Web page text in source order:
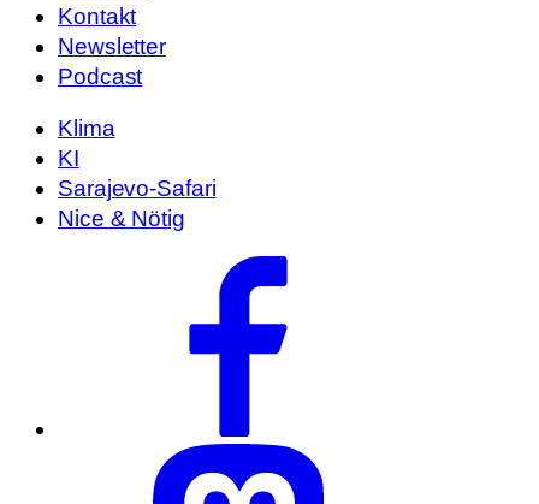
Kontakt
Newsletter
Podcast
Klima
KI
Sarajevo-Safari
Nice & Nötig